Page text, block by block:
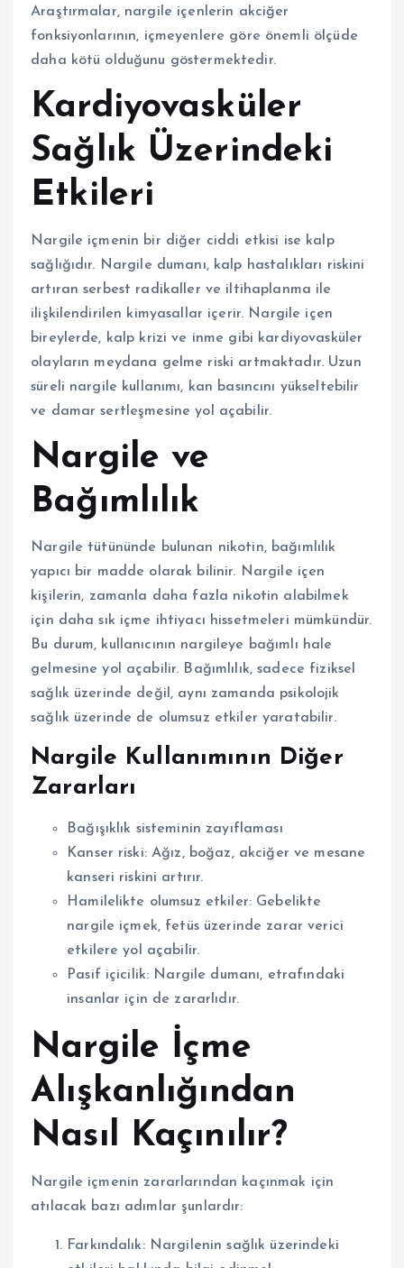
Araştırmalar, nargile içenlerin akciğer
fonksiyonlarının, içmeyenlere göre önemli ölçüde
daha kötü olduğunu göstermektedir.
Kardiyovasküler
Sağlık Üzerindeki
Etkileri
Nargile içmenin bir diğer ciddi etkisi ise kalp
sağlığıdır. Nargile dumanı, kalp hastalıkları riskini
artıran serbest radikaller ve iltihaplanma ile
ilişkilendirilen kimyasallar içerir. Nargile içen
bireylerde, kalp krizi ve inme gibi kardiyovasküler
olayların meydana gelme riski artmaktadır. Uzun
süreli nargile kullanımı, kan basıncını yükseltebilir
ve damar sertleşmesine yol açabilir.
Nargile ve
Bağımlılık
Nargile tütününde bulunan nikotin, bağımlılık
yapıcı bir madde olarak bilinir. Nargile içen
kişilerin, zamanla daha fazla nikotin alabilmek
için daha sık içme ihtiyacı hissetmeleri mümkündür.
Bu durum, kullanıcının nargileye bağımlı hale
gelmesine yol açabilir. Bağımlılık, sadece fiziksel
sağlık üzerinde değil, aynı zamanda psikolojik
sağlık üzerinde de olumsuz etkiler yaratabilir.
Nargile Kullanımının Diğer
Zararları
Bağışıklık sisteminin zayıflaması
Kanser riski: Ağız, boğaz, akciğer ve mesane
kanseri riskini artırır.
Hamilelikte olumsuz etkiler: Gebelikte
nargile içmek, fetüs üzerinde zarar verici
etkilere yol açabilir.
Pasif içicilik: Nargile dumanı, etrafındaki
insanlar için de zararlıdır.
Nargile İçme
Alışkanlığından
Nasıl Kaçınılır?
Nargile içmenin zararlarından kaçınmak için
atılacak bazı adımlar şunlardır:
Farkındalık: Nargilenin sağlık üzerindeki